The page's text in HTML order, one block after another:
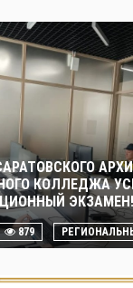
КОЛЛЕДЖА
ЭКЗАМЕН!
879